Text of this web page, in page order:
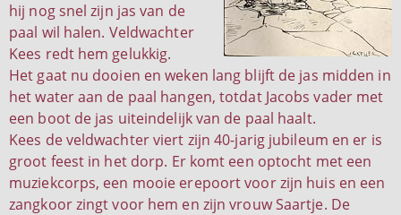
hij nog snel zijn jas van de
paal wil halen. Veldwachter
Kees redt hem gelukkig.
Het gaat nu dooien en weken lang blijft de jas midden in
het water aan de paal hangen, totdat Jacobs vader met
een boot de jas uiteindelijk van de paal haalt.
Kees de veldwachter viert zijn 40-jarig jubileum en er is
groot feest in het dorp. Er komt een optocht met een
muziekcorps, een mooie erepoort voor zijn huis en een
zangkoor zingt voor hem en zijn vrouw Saartje. De